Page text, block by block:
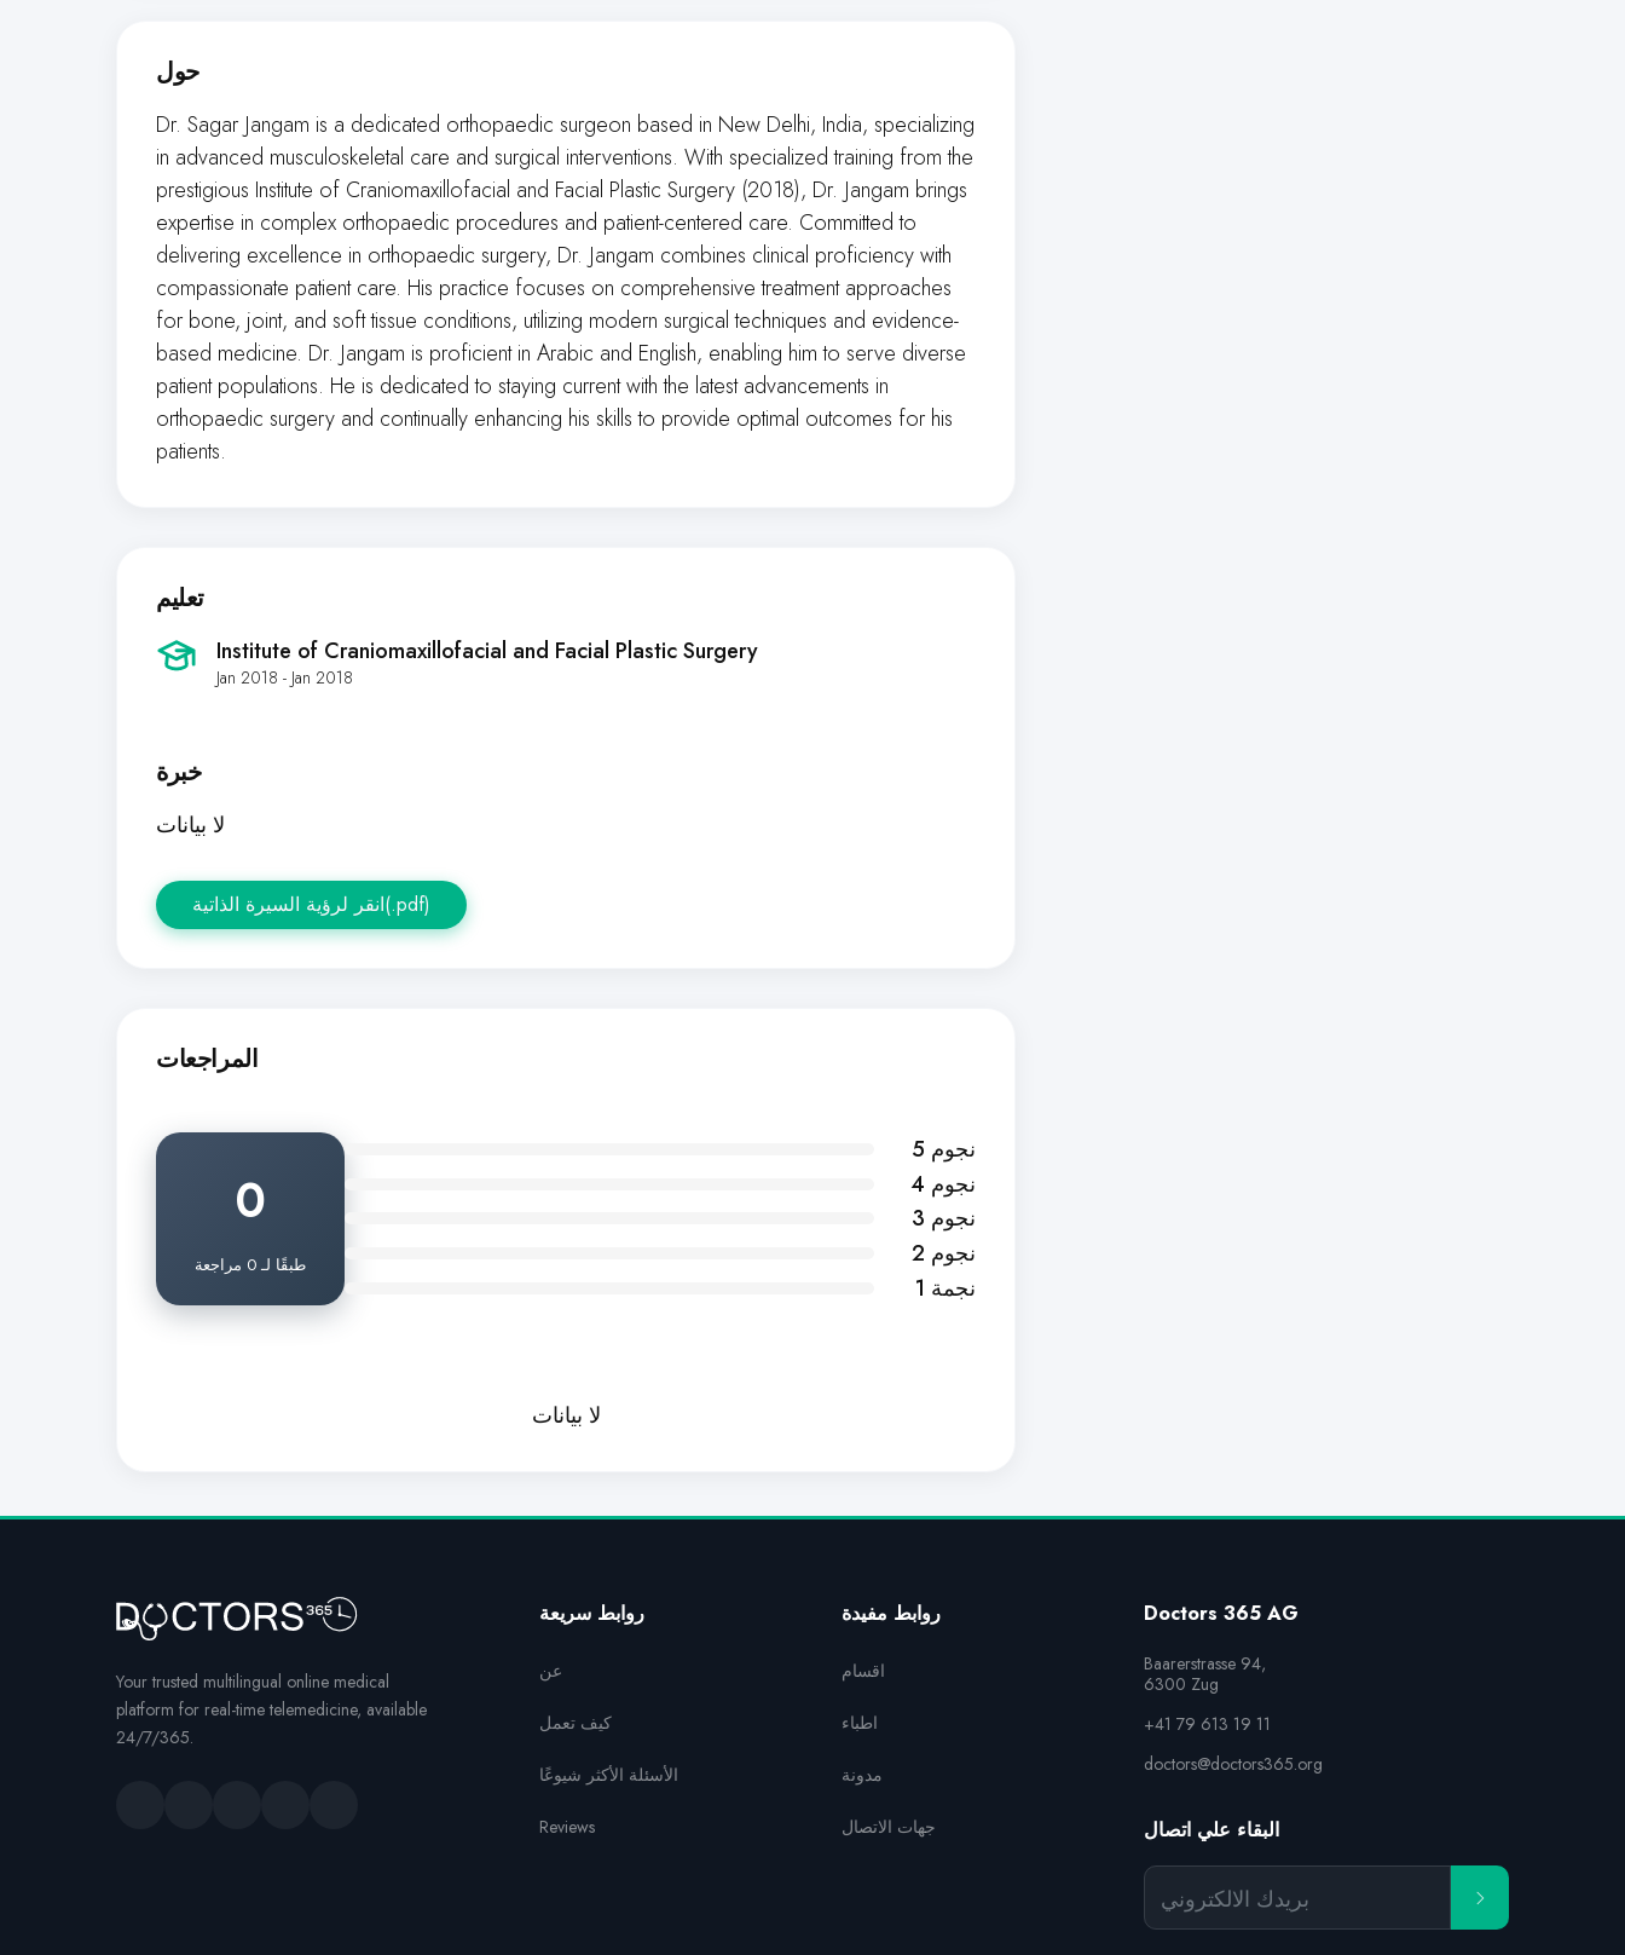
حول
Dr. Sagar Jangam is a dedicated orthopaedic surgeon based in New Delhi, India, specializing
in advanced musculoskeletal care and surgical interventions. With specialized training from the
prestigious Institute of Craniomaxillofacial and Facial Plastic Surgery (2018), Dr. Jangam brings
expertise in complex orthopaedic procedures and patient-centered care. Committed to
delivering excellence in orthopaedic surgery, Dr. Jangam combines clinical proficiency with
compassionate patient care. His practice focuses on comprehensive treatment approaches
for bone, joint, and soft tissue conditions, utilizing modern surgical techniques and evidence-
based medicine. Dr. Jangam is proficient in Arabic and English, enabling him to serve diverse
patient populations. He is dedicated to staying current with the latest advancements in
orthopaedic surgery and continually enhancing his skills to provide optimal outcomes for his
patients.
تعليم
Institute of Craniomaxillofacial and Facial Plastic Surgery
Jan 2018 - Jan 2018
خبرة
لا بيانات
انقر لرؤية السيرة الذاتية(.pdf)
المراجعات
0
طبقًا لـ 0 مراجعة
5 نجوم
4 نجوم
3 نجوم
2 نجوم
1 نجمة
لا بيانات
Your trusted multilingual online medical
platform for real-time telemedicine, available
24/7/365.
روابط سريعة
عن
كيف تعمل
الأسئلة الأكثر شيوعًا
Reviews
روابط مفيدة
اقسام
اطباء
مدونة
جهات الاتصال
Doctors 365 AG
Baarerstrasse 94,
6300 Zug
+41 79 613 19 11
doctors@doctors365.org
البقاء علي اتصال
بريدك الالكتروني